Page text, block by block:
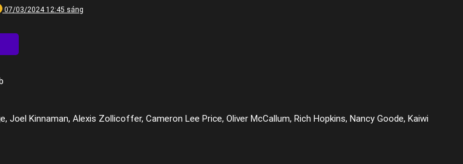
07/03/2024 12:45 sáng
Joel Kinnaman, Alexis Zollicoffer, Cameron Lee Price, Oliver McCallum, Rich Hopkins, Nancy Goode, Kaiwi